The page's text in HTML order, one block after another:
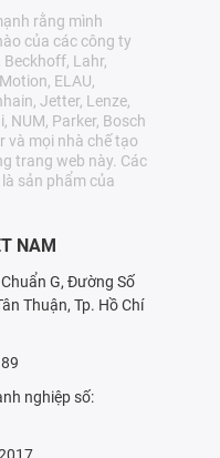
rằng mình
của các công ty
Beckhoff, Lahr,
ELAU,
Jetter, Lenze,
NUM, Parker, Bosch
và mọi nhà chế tạo
trang web này. Các
sản phẩm của
NAM
G, Đường Số
Thuận, Tp. Hồ Chí
nghiệp số: